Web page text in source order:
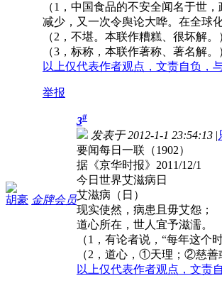
（1，中国食品的不安全闻名于世
减少，又一次令舆论大哗。在全球
（2，不堪。本联作糟糕、很坏解。
（3，标称，本联作著称、著名解。
以上仅代表作者观点，文责自负，
举报
胡豪 金牌会员
3#
发表于 2012-1-1 23:54:13 |
要闻每日一联（1902）
据《京华时报》2011/12/1
今日世界艾滋病日
艾滋病（日）
现实使然，病患且毋艾怨；
道心所在，世人宜予滋濡。
（1，有论者说，“每年这
（2，道心，①天理；②慈善
以上仅代表作者观点，文责